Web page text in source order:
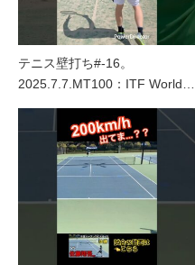
テニス壁打ち#-16。
2025.7.7.MT100：ITF World…